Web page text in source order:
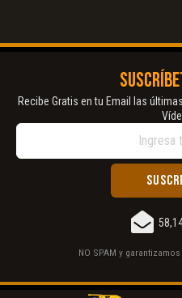
Recibe Gratis en tu Email las
NO SPAM y garantizamos